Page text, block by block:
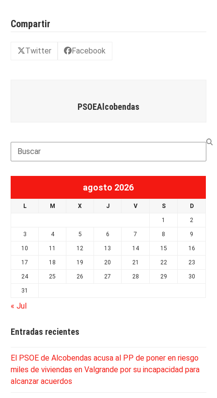
Compartir
Twitter Facebook
PSOEAlcobendas
Search
agosto 2026
L M X J V S D
1 2
3 4 5 6 7 8 9
10 11 12 13 14 15 16
17 18 19 20 21 22 23
24 25 26 27 28 29 30
31
« Jul
Entradas recientes
El PSOE de Alcobendas acusa al PP de poner en riesgo
miles de viviendas en Valgrande por su incapacidad para
alcanzar acuerdos